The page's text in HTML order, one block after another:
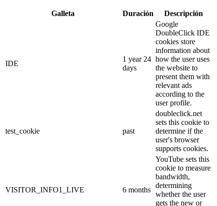
Galleta Duración Descripción
IDE
1 year 24
days
Google
DoubleClick IDE
cookies store
information about
how the user uses
the website to
present them with
relevant ads
according to the
user profile.
test_cookie past
doubleclick.net
sets this cookie to
determine if the
user's browser
supports cookies.
VISITOR_INFO1_LIVE 6 months
YouTube sets this
cookie to measure
bandwidth,
determining
whether the user
gets the new or